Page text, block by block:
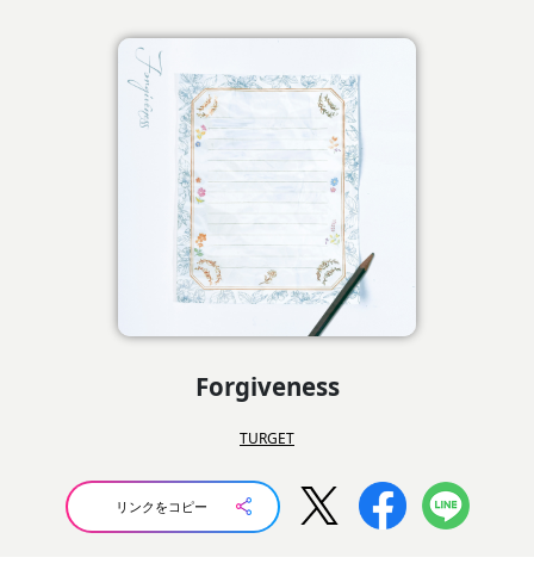
Forgiveness
TURGET
リンクをコピー